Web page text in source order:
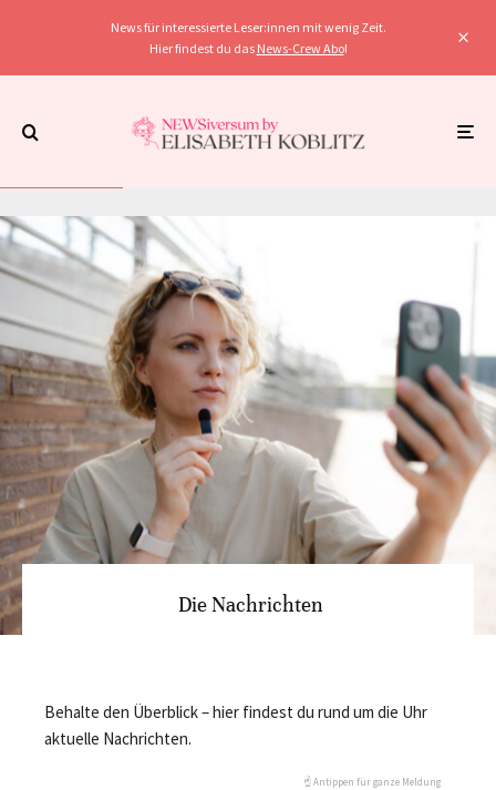
News für interessierte Leser:innen mit wenig Zeit.
Hier findest du das News-Crew Abo!
Die Nachrichten
Behalte den Überblick – hier findest du rund um die Uhr
aktuelle Nachrichten.
☝️ Antippen für ganze Meldung